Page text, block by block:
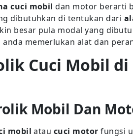
cuci mobil dan motor berarti
dibutuhkan di tentukan dari
besar pula modal yang
memerlukan alat dan
Cuci Mobil
Mobil Dan
mobil atau cuci motor fungsi